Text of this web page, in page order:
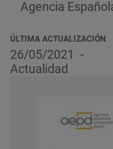
Agencia
ÚLTIMA ACTUALIZACIÓN
26/05/2021
Actualidad